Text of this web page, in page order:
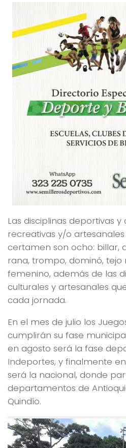
Las disciplinas deportivas y
recreativas y/o
certamen son ocho: billar,
rana, trompo, dominó, tejo
femenino, además de las
culturales y artesanales
cada jornada.
En el mes de julio los
cumplirán su fase
en agosto será la fase
Indeportes, y finalmente
será la nacional, donde
departamentos de
Quindío.